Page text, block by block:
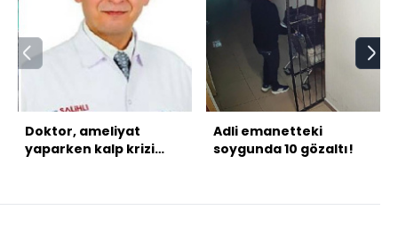
Doktor, ameliyat
yaparken kalp krizi
Adli emanetteki
soygunda 10 gözaltı!